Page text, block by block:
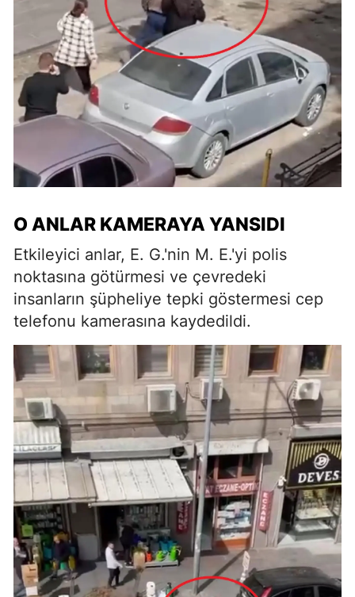
O ANLAR KAMERAYA YANSIDI
Etkileyici anlar, E. G.'nin M. E.'yi polis
noktasına götürmesi ve çevredeki
insanların şüpheliye tepki göstermesi cep
telefonu kamerasına kaydedildi.